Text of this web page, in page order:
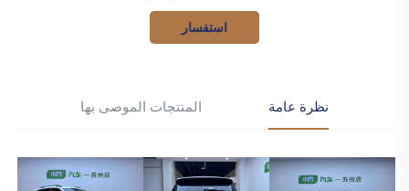
استفسار
نظرة عامة المنتجات الموصى بها